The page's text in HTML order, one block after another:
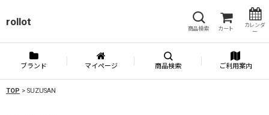
rollot
商品検索 カート
カレンダ
ー
ブランド マイページ 商品検索 ご利用案内
TOP > SUZUSAN